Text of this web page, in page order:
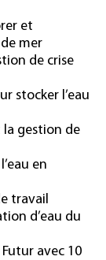
et
mer
de crise
stocker l’eau
gestion de
en
travail
d’eau du
Futur avec 10